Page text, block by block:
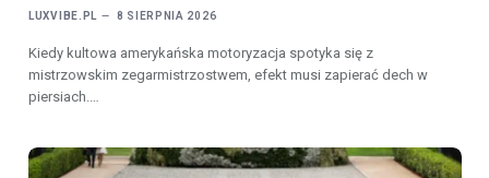
LUXVIBE.PL 8 SIERPNIA 2026
Kiedy kultowa amerykańska motoryzacja spotyka się z
mistrzowskim zegarmistrzostwem, efekt musi zapierać dech w
piersiach.…